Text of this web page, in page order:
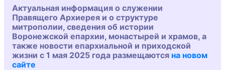
Актуальная информация о служении
Правящего Архиерея и о структуре
митрополии, сведения об истории
Воронежской епархии, монастырей и храмов, а
также новости епархиальной и приходской
жизни с 1 мая 2025 года размещаются на новом
сайте